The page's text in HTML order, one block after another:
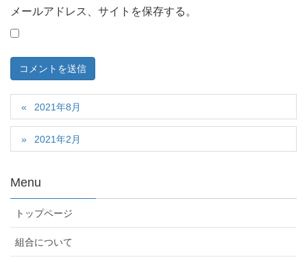
メールアドレス、サイトを保存する。
2021年8月
2021年2月
Menu
トップページ
組合について